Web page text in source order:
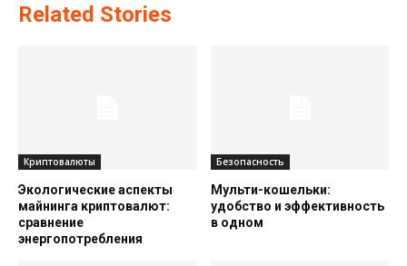
Related Stories
Криптовалюты
Экологические аспекты
майнинга криптовалют:
сравнение
энергопотребления
Безопасность
Мульти-кошельки:
удобство и эффективность
в одном